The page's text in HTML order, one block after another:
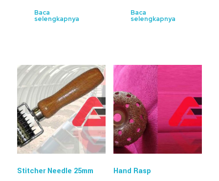
Baca
selengkapnya
Baca
selengkapnya
Stitcher Needle 25mm Hand Rasp